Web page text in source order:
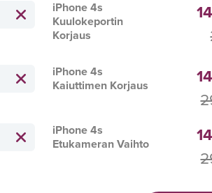
iPhone 4s
Kuulokeportin
Korjaus
iPhone 4s
Kaiuttimen Korjaus
iPhone 4s
Etukameran Vaihto